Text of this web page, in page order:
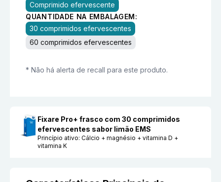
Comprimido efervescente
QUANTIDADE NA EMBALAGEM:
30 comprimidos efervescentes
60 comprimidos efervescentes
* Não há alerta de recall para este produto.
Fixare Pro+ frasco com 30 comprimidos
efervescentes sabor limão EMS
Princípio ativo:Cálcio + magnésio + vitamina D +
vitamina K